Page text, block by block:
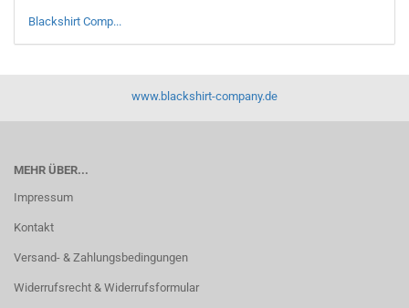
Blackshirt Comp...
www.blackshirt-company.de
MEHR ÜBER...
Impressum
Kontakt
Versand- & Zahlungsbedingungen
Widerrufsrecht & Widerrufsformular